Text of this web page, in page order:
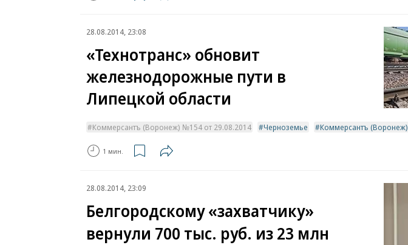
28.08.2014, 23:08
«Технотранс» обновит
железнодорожные пути в
Липецкой области
Коммерсантъ (Воронеж) №154 от 29.08.2014 Черноземье Коммерсантъ (Воронеж)
1 мин.
28.08.2014, 23:09
Белгородскому «захватчику»
вернули 700 тыс. руб. из 23 млн